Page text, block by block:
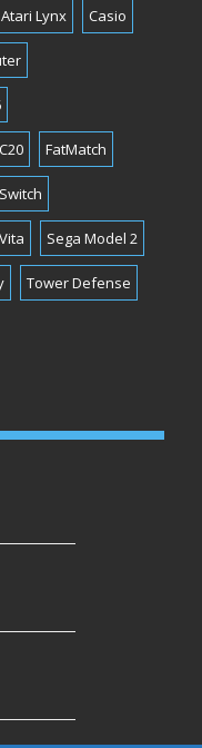
Atari Lynx Casio
FatMatch
Sega Model 2
Tower Defense